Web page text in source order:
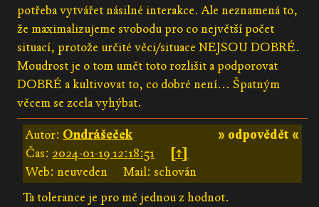
potřeba vytvářet násilné interakce. Ale neznamená to,
že maximalizujeme svobodu pro co největší počet
situací, protože určité věci/situace NEJSOU DOBRÉ.
Moudrost je o tom umět toto rozlišit a podporovat
DOBRÉ a kultivovat to, co dobré není... Špatným
věcem se zcela vyhýbat.
» odpovědět «
Autor: Ondrášeček
Čas: 2024-01-19 12:18:51
[↑]
Web: neuveden
Mail: schován
Ta tolerance je pro mě jednou z hodnot.